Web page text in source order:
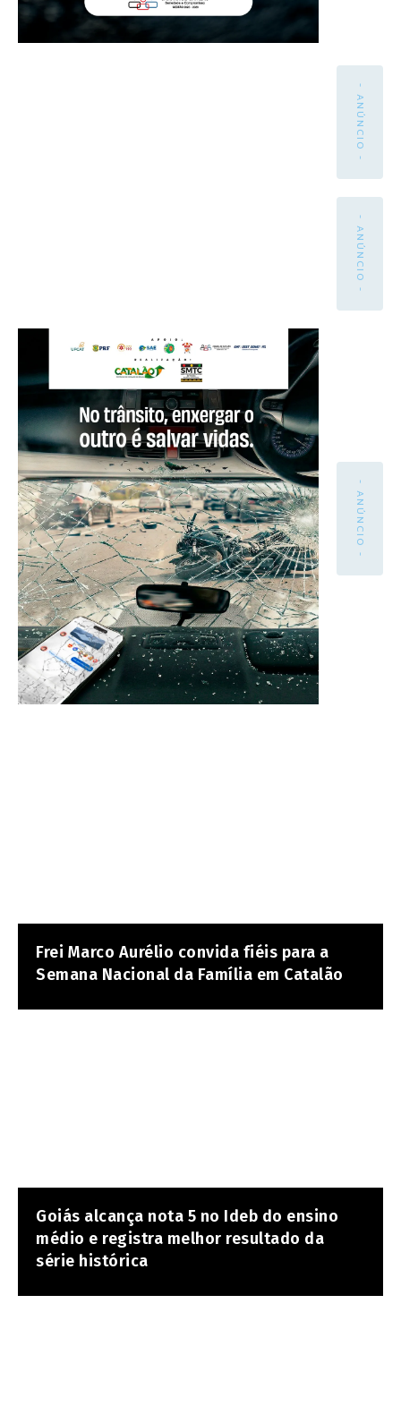
- ANÚNCIO -
- ANÚNCIO -
- ANÚNCIO -
Frei Marco Aurélio convida fiéis para a
Semana Nacional da Família em Catalão
Goiás alcança nota 5 no Ideb do ensino
médio e registra melhor resultado da
série histórica